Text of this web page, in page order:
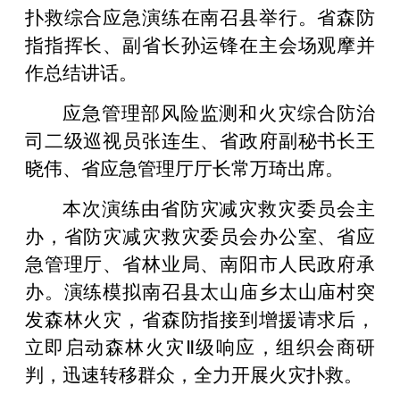
扑救综合应急演练在南召县举行。省森防
指指挥长、副省长孙运锋在主会场观摩并
作总结讲话。
应急管理部风险监测和火灾综合防治
司二级巡视员张连生、省政府副秘书长王
晓伟、省应急管理厅厅长常万琦出席。
本次演练由省防灾减灾救灾委员会主
办，省防灾减灾救灾委员会办公室、省应
急管理厅、省林业局、南阳市人民政府承
办。演练模拟南召县太山庙乡太山庙村突
发森林火灾，省森防指接到增援请求后，
立即启动森林火灾Ⅱ级响应，组织会商研
判，迅速转移群众，全力开展火灾扑救。